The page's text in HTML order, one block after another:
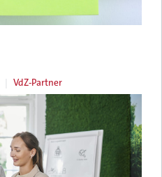
VdZ-Partner